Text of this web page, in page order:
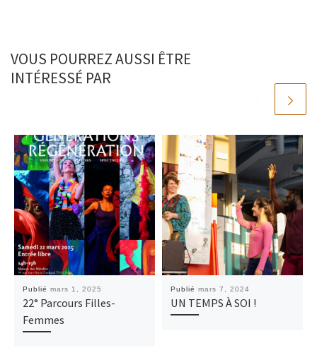
VOUS POURREZ AUSSI ÊTRE
INTÉRESSÉ PAR
Publié mars 1, 2025
22° Parcours Filles-
Femmes
Publié mars 7, 2024
UN TEMPS À SOI !